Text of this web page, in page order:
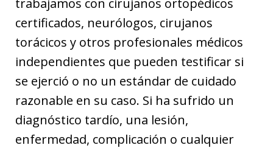
trabajamos con cirujanos ortopédicos
certificados, neurólogos, cirujanos
torácicos y otros profesionales médicos
independientes que pueden testificar si
se ejerció o no un estándar de cuidado
razonable en su caso. Si ha sufrido un
diagnóstico tardío, una lesión,
enfermedad, complicación o cualquier